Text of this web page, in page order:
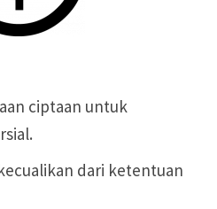
ciptaan untuk
dari ketentuan